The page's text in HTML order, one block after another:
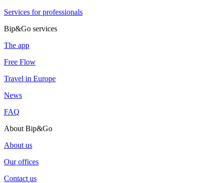
Services for professionals
Bip&Go services
The app
Free Flow
Travel in Europe
News
FAQ
About Bip&Go
About us
Our offices
Contact us